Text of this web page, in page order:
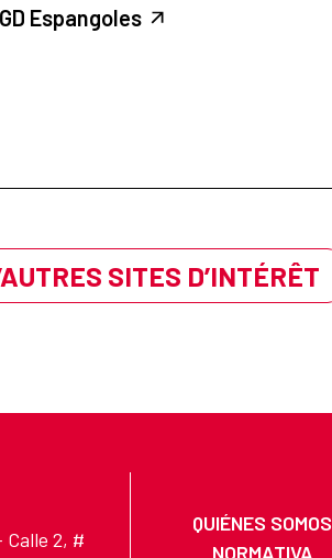
Espangoles
SITES D’INTÉRÊT
Calle 2, #
QUIÉNES SOMOS
NORMATIVA